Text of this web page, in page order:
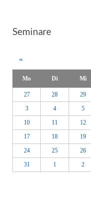
Seminare
«
Mo Di Mi
27 28 29
3
4 5
10
11 12
17
18 19
24
25 26
31
1 2